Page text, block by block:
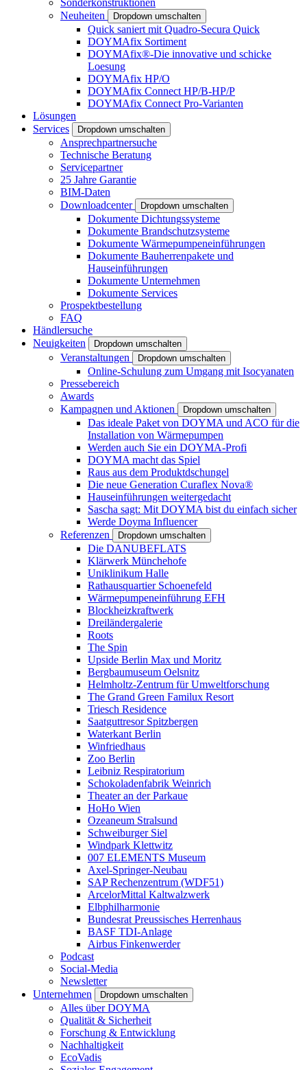
Sonderkonstruktionen
Neuheiten
Dropdown umschalten
Quick saniert mit Quadro-Secura Quick
DOYMAfix Sortiment
DOYMAfix®-Die innovative und schicke
Loesung
DOYMAfix HP/O
DOYMAfix Connect HP/B-HP/P
DOYMAfix Connect Pro-Varianten
Lösungen
Services
Dropdown umschalten
Ansprechpartnersuche
Technische Beratung
Servicepartner
25 Jahre Garantie
BIM-Daten
Downloadcenter
Dropdown umschalten
Dokumente Dichtungssysteme
Dokumente Brandschutzsysteme
Dokumente Wärmepumpeneinführungen
Dokumente Bauherrenpakete und
Hauseinführungen
Dokumente Unternehmen
Dokumente Services
Prospektbestellung
FAQ
Händlersuche
Neuigkeiten
Dropdown umschalten
Veranstaltungen Dropdown umschalten
Online-Schulung zum Umgang mit Isocyanaten
Pressebereich
Awards
Kampagnen und Aktionen
Dropdown umschalten
Das ideale Paket von DOYMA und ACO für die
Installation von Wärmepumpen
Werden auch Sie ein DOYMA-Profi
DOYMA macht das Spiel
Raus aus dem Produktdschungel
Die neue Generation Curaflex Nova®
Hauseinführungen weitergedacht
Sascha sagt: Mit DOYMA bist du einfach sicher
Werde Doyma Influencer
Referenzen
Dropdown umschalten
Die DANUBEFLATS
Klärwerk Münchehofe
Uniklinikum Halle
Rathausquartier Schoenefeld
Wärmepumpeneinführung EFH
Blockheizkraftwerk
Dreiländergalerie
Roots
The Spin
Upside Berlin Max und Moritz
Bergbaumuseum Oelsnitz
Helmholtz-Zentrum für Umweltforschung
The Grand Green Familux Resort
Triesch Residence
Saatguttresor Spitzbergen
Waterkant Berlin
Winfriedhaus
Zoo Berlin
Leibniz Respiratorium
Schokoladenfabrik Weinrich
Theater an der Parkaue
HoHo Wien
Ozeaneum Stralsund
Schweiburger Siel
Windpark Klettwitz
007 ELEMENTS Museum
Axel-Springer-Neubau
SAP Rechenzentrum (WDF51)
ArcelorMittal Kaltwalzwerk
Elbphilharmonie
Bundesrat Preussisches Herrenhaus
BASF TDI-Anlage
Airbus Finkenwerder
Podcast
Social-Media
Newsletter
Unternehmen
Dropdown umschalten
Alles über DOYMA
Qualität & Sicherheit
Forschung & Entwicklung
Nachhaltigkeit
EcoVadis